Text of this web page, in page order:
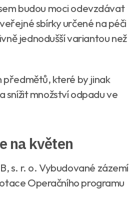
budou moci odevzdávat
sbírky určené na péči
jednodušší variantou než
předmětů, které by jinak
snížit množství odpadu ve
na květen
s. r. o. Vybudované zázemí
Operačního programu